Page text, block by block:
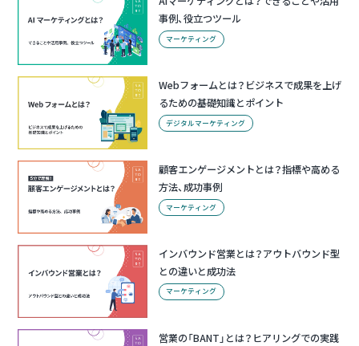
事例、役立つツール
マーケティング
Webフォームとは？ビジネスで成果を上げ
るための基礎知識とポイント
デジタルマーケティング
顧客エンゲージメントとは？指標や高める
方法、成功事例
マーケティング
インバウンド営業とは？アウトバウンド型
との違いと成功法
マーケティング
営業の「BANT」とは？ヒアリングでの実践